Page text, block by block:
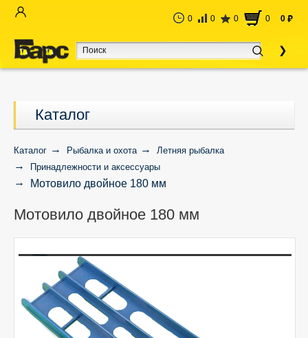
0 0 0 0 0 руб
Каталог
Каталог Рыбалка и охота
Летняя рыбалка
Принадлежности и аксессуары
Мотовило двойное 180 мм
Мотовило двойное 180 мм